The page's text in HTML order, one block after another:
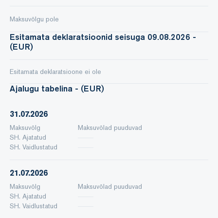
Maksuvõlgu pole
Esitamata deklaratsioonid seisuga 09.08.2026 -
(EUR)
Esitamata deklaratsioone ei ole
Ajalugu tabelina - (EUR)
31.07.2026
Maksuvõlg
Maksuvõlad puuduvad
SH. Ajatatud
SH. Vaidlustatud
21.07.2026
Maksuvõlg
Maksuvõlad puuduvad
SH. Ajatatud
SH. Vaidlustatud